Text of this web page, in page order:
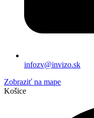
infozv@invizo.sk
Zobraziť na mape
Košice